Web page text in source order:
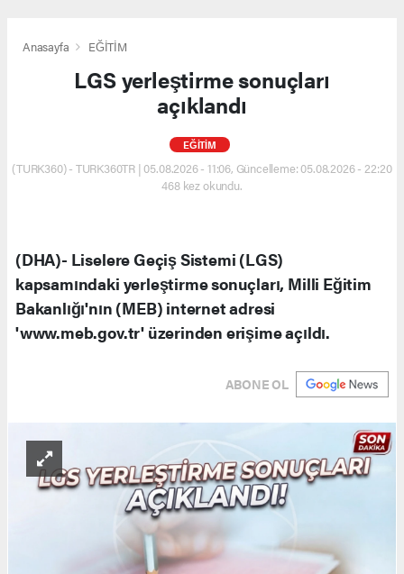
Anasayfa EĞİTİM
LGS yerleştirme sonuçları
açıklandı
EĞİTİM
(TURK360) - TURK360TR | 05.08.2026 - 11:06, Güncelleme: 05.08.2026 - 22:20
468 kez okundu.
(DHA)- Liselere Geçiş Sistemi (LGS)
kapsamındaki yerleştirme sonuçları, Milli Eğitim
Bakanlığı'nın (MEB) internet adresi
'www.meb.gov.tr' üzerinden erişime açıldı.
ABONE OL